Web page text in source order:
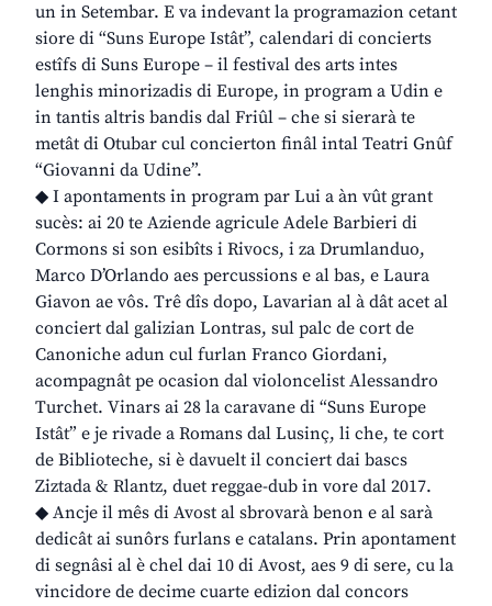
un in Setembar. E va indevant la programazion cetant
siore di “Suns Europe Istât”, calendari di concierts
estîfs di Suns Europe – il festival des arts intes
lenghis minorizadis di Europe, in program a Udin e
in tantis altris bandis dal Friûl – che si sierarà te
metât di Otubar cul concierton finâl intal Teatri Gnûf
“Giovanni da Udine”.
◆ I apontaments in program par Lui a àn vût grant
sucès: ai 20 te Aziende agricule Adele Barbieri di
Cormons si son esibîts i Rivocs, i za Drumlanduo,
Marco D’Orlando aes percussions e al bas, e Laura
Giavon ae vôs. Trê dîs dopo, Lavarian al à dât acet al
conciert dal galizian Lontras, sul palc de cort de
Canoniche adun cul furlan Franco Giordani,
acompagnât pe ocasion dal violoncelist Alessandro
Turchet. Vinars ai 28 la caravane di “Suns Europe
Istât” e je rivade a Romans dal Lusinç, li che, te cort
de Biblioteche, si è davuelt il conciert dai bascs
Ziztada & Rlantz, duet reggae-dub in vore dal 2017.
◆ Ancje il mês di Avost al sbrovarà benon e al sarà
dedicât ai sunôrs furlans e catalans. Prin apontament
di segnâsi al è chel dai 10 di Avost, aes 9 di sere, cu la
vincidore de decime cuarte edizion dal concors